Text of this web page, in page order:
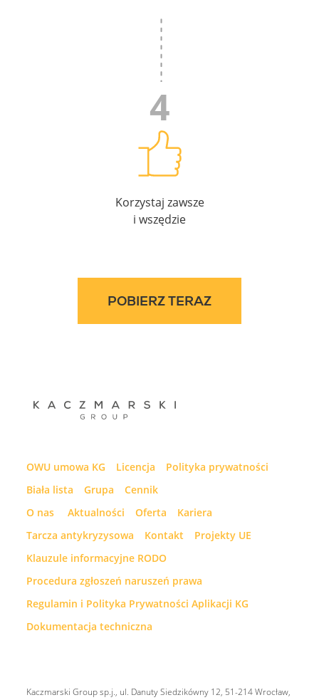
Korzystaj zawsze
i wszędzie
POBIERZ TERAZ
OWU umowa KG Licencja
Polityka prywatności
Biała lista
Grupa
Cennik
O nas
Aktualności Oferta
Kariera
Tarcza antykryzysowa
Kontakt
Projekty UE
Klauzule informacyjne RODO
Procedura zgłoszeń naruszeń prawa
Regulamin i Polityka Prywatności Aplikacji KG
Dokumentacja techniczna
Kaczmarski Group sp.j., ul. Danuty Siedzikówny 12, 51-214 Wrocław,